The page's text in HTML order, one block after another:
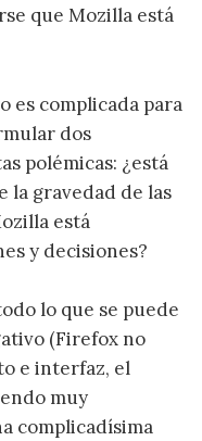
que Mozilla está
es complicada para
dos
polémicas: ¿está
la gravedad de las
está
y decisiones?
lo que se puede
(Firefox no
e interfaz, el
muy
complicadísima